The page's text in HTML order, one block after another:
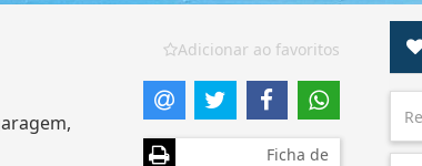
Adicionar ao favoritos
Ficha de